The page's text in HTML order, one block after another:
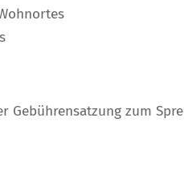
zum